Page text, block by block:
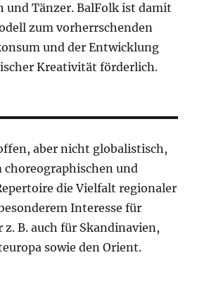
und Tänzer. BalFolk ist damit
zum vorherrschenden
und der Entwicklung
Kreativität förderlich.
aber nicht globalistisch,
und
die Vielfalt regionaler
Interesse für
z. B. auch für Skandinavien,
sowie den Orient.